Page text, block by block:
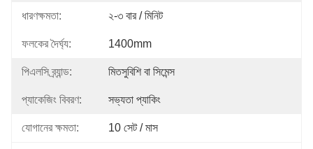
ধারণক্ষমতা: ২-৩ বার / মিনিট
ফলকের দৈর্ঘ্য: 1400mm
পিএলসি ব্র্যান্ড: মিতসুবিশি বা সিমেন্স
প্যাকেজিং বিবরণ: সভ্যতা প্যাকিং
যোগানের ক্ষমতা: 10 সেট / মাস